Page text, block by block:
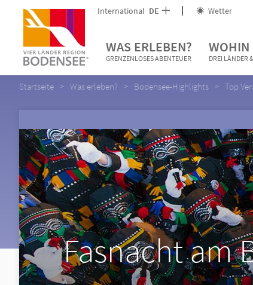
International DE Wetter
WAS ERLEBEN?
GRENZENLOSES ABENTEUER
WOHIN
DREI LÄNDER
Startseite Was erleben? Bodensee-Highlights Top
Fasnacht am